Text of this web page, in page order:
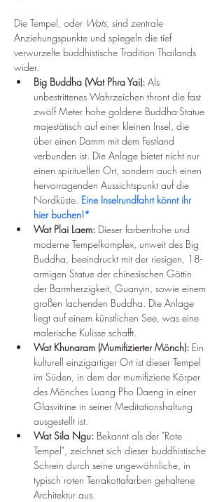
Die Tempel, oder Wats, sind zentrale
Anziehungspunkte und spiegeln die tief
verwurzelte buddhistische Tradition Thailands
wider.
Big Buddha (Wat Phra Yai): Als
unbestrittenes Wahrzeichen thront die fast
zwölf Meter hohe goldene Buddha-Statue
majestätisch auf einer kleinen Insel, die
über einen Damm mit dem Festland
verbunden ist. Die Anlage bietet nicht nur
einen spirituellen Ort, sondern auch einen
hervorragenden Aussichtspunkt auf die
Nordküste. Eine Inselrundfahrt könnt ihr
hier buchen!*
Wat Plai Laem: Dieser farbenfrohe und
moderne Tempelkomplex, unweit des Big
Buddha, beeindruckt mit der riesigen, 18-
armigen Statue der chinesischen Göttin
der Barmherzigkeit, Guanyin, sowie einem
großen lachenden Buddha. Die Anlage
liegt auf einem künstlichen See, was eine
malerische Kulisse schafft.
Wat Khunaram (Mumifizierter Mönch): Ein
kulturell einzigartiger Ort ist dieser Tempel
im Süden, in dem der mumifizierte Körper
des Mönches Luang Pho Daeng in einer
Glasvitrine in seiner Meditationshaltung
ausgestellt ist.
Wat Sila Ngu: Bekannt als der "Rote
Tempel", zeichnet sich dieser buddhistische
Schrein durch seine ungewöhnliche, in
typisch roten Terrakottafarben gehaltene
Architektur aus.